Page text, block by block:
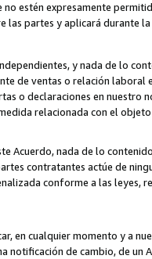
estén expresamente
las partes y aplicará durante
y nada de lo
de ventas o relación
o declaraciones en nuestro
relacionada con el
Acuerdo, nada de lo
contratantes actúe de
conforme a las leyes,
en cualquier momento y a
notificación de cambio, de